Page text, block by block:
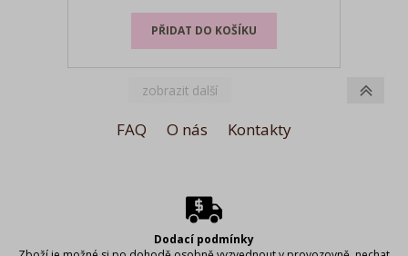
pratelné na 40°, nelze s
FAQ O nás Kontakty
Dodací podmínky